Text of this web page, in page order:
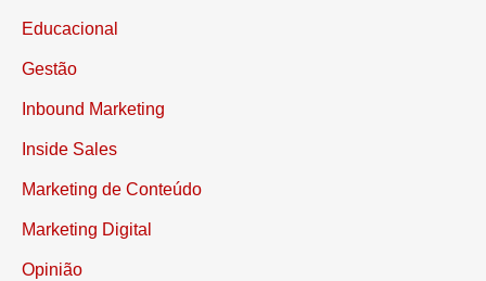
Educacional
Gestão
Inbound Marketing
Inside Sales
Marketing de Conteúdo
Marketing Digital
Opinião